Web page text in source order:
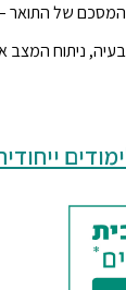
של התואר
ניתוח המצב